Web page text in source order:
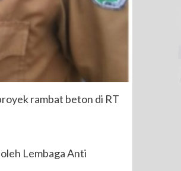
rambat beton di RT
Lembaga Anti